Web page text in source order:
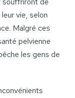
vie, selon
Malgré ces
pelvienne
les gens de